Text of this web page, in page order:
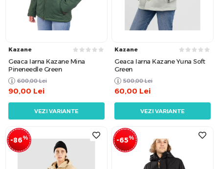
Kazane
Geaca Iarna Kazane Mina
Pineneedle Green
600,00 Lei
90,00 Lei
VEZI VARIANTE
Kazane
Geaca Iarna Kazane Yuna Soft
Green
500,00 Lei
60,00 Lei
VEZI VARIANTE
-86% -65%